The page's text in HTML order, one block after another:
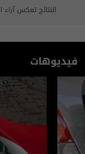
النتائج تعكس
فيديوهات